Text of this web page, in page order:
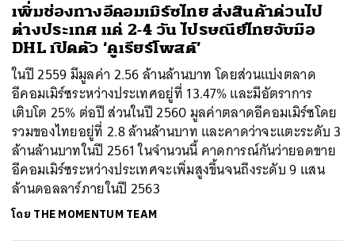
เพิ่มช่องทางอีคอมเมิร์ซไทย ส่งสินค้าด่วนไป
ต่างประเทศ แค่ 2-4 วัน ไปรษณีย์ไทยจับมือ
DHL เปิดตัว ‘คูเรียร์โพสต์’
ในปี 2559 มีมูลค่า 2.56 ล้านล้านบาท โดยส่วนแบ่งตลาด
อีคอมเมิร์ซระหว่างประเทศอยู่ที่ 13.47% และมีอัตราการ
เติบโต 25% ต่อปี ส่วนในปี 2560 มูลค่าตลาดอีคอมเมิร์ซโดย
รวมของไทยอยู่ที่ 2.8 ล้านล้านบาท และคาดว่าจะแตะระดับ 3
ล้านล้านบาทในปี 2561 ในจำนวนนี้ คาดการณ์กันว่ายอดขาย
อีคอมเมิร์ซระหว่างประเทศจะเพิ่มสูงขึ้นจนถึงระดับ 9 แสน
ล้านดอลลาร์ภายในปี 2563
โดย THE MOMENTUM TEAM